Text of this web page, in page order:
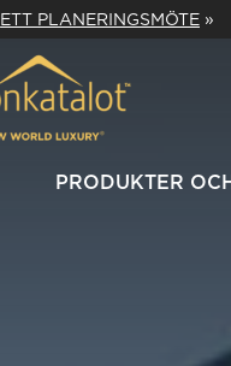
ETT PLANERINGSMÖTE »
PRODUKTER